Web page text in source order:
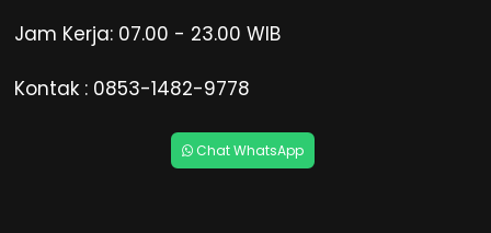
Jam Kerja: 07.00 - 23.00 WIB
Kontak : 0853-1482-9778
Chat WhatsApp